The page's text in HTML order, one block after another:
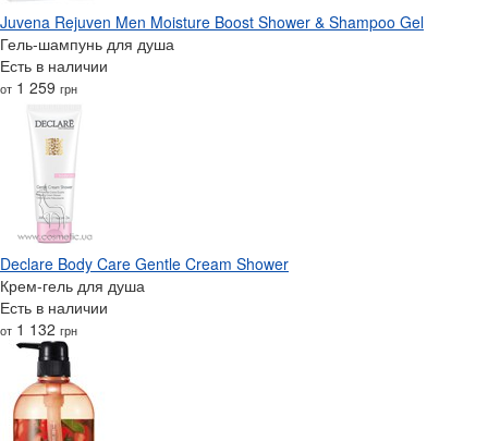
Juvena Rejuven Men Moisture Boost Shower & Shampoo Gel
Гель-шампунь для душа
Есть в наличии
от 1 259 грн
Declare Body Care Gentle Cream Shower
Крем-гель для душа
Есть в наличии
от 1 132 грн